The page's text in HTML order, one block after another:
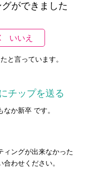
ができました
いいえ
と言っています。
チップを送る
か新卒 です。
ィングが出来なかった
わせください。